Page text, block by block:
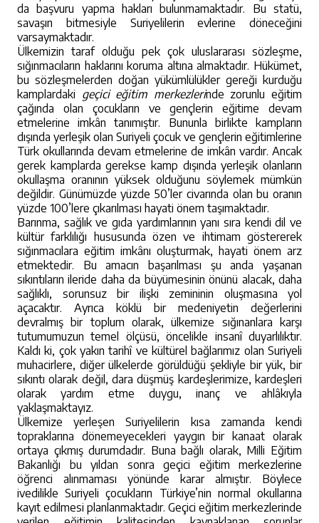
da başvuru yapma hakları bulunmamaktadır. Bu statü,
savaşın bitmesiyle Suriyelilerin evlerine döneceğini
varsaymaktadır.
Ülkemizin taraf olduğu pek çok uluslararası sözleşme,
sığınmacıların haklarını koruma altına almaktadır. Hükümet,
bu sözleşmelerden doğan yükümlülükler gereği kurduğu
kamplardaki geçici eğitim merkezlerinde zorunlu eğitim
çağında olan çocukların ve gençlerin eğitime devam
etmelerine imkân tanımıştır. Bununla birlikte kampların
dışında yerleşik olan Suriyeli çocuk ve gençlerin eğitimlerine
Türk okullarında devam etmelerine de imkân vardır. Ancak
gerek kamplarda gerekse kamp dışında yerleşik olanların
okullaşma oranının yüksek olduğunu söylemek mümkün
değildir. Günümüzde yüzde 50’ler civarında olan bu oranın
yüzde 100’lere çıkarılması hayati önem taşımaktadır.
Barınma, sağlık ve gıda yardımlarının yanı sıra kendi dil ve
kültür farklılığı hususunda özen ve ihtimam göstererek
sığınmacılara eğitim imkânı oluşturmak, hayati önem arz
etmektedir. Bu amacın başarılması şu anda yaşanan
sıkıntıların ileride daha da büyümesinin önünü alacak, daha
sağlıklı, sorunsuz bir ilişki zemininin oluşmasına yol
açacaktır. Ayrıca köklü bir medeniyetin değerlerini
devralmış bir toplum olarak, ülkemize sığınanlara karşı
tutumumuzun temel ölçüsü, öncelikle insanî duyarlılıktır.
Kaldı ki, çok yakın tarihî ve kültürel bağlarımız olan Suriyeli
muhacirlere, diğer ülkelerde görüldüğü şekliyle bir yük, bir
sıkıntı olarak değil, dara düşmüş kardeşlerimize, kardeşleri
olarak yardım etme duygu, inanç ve ahlâkıyla
yaklaşmaktayız.
Ülkemize yerleşen Suriyelilerin kısa zamanda kendi
topraklarına dönemeyecekleri yaygın bir kanaat olarak
ortaya çıkmış durumdadır. Buna bağlı olarak, Milli Eğitim
Bakanlığı bu yıldan sonra geçici eğitim merkezlerine
öğrenci alınmaması yönünde karar almıştır. Böylece
ivedilikle Suriyeli çocukların Türkiye’nin normal okullarına
kayıt edilmesi planlanmaktadır. Geçici eğitim merkezlerinde